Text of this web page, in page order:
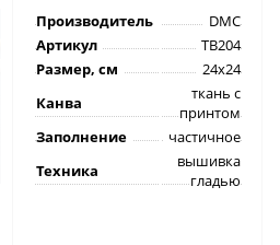
Производитель
DMC
Артикул
TB204
Размер, см
24х24
Канва
ткань с
принтом
Заполнение
частичное
Техника
вышивка
гладью